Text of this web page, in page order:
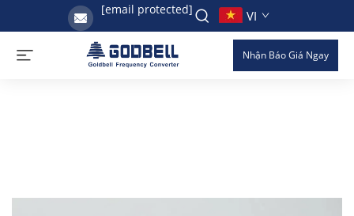
[email protected] VI
Nhận Báo Giá Ngay